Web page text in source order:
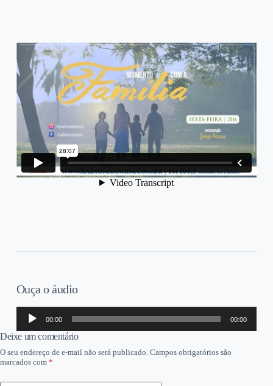
Ouça o áudio
Tocador
áudio
00:00 00:00
Deixe um comentário
O seu endereço de e-mail não será publicado. Campos obrigatórios são
marcados com *